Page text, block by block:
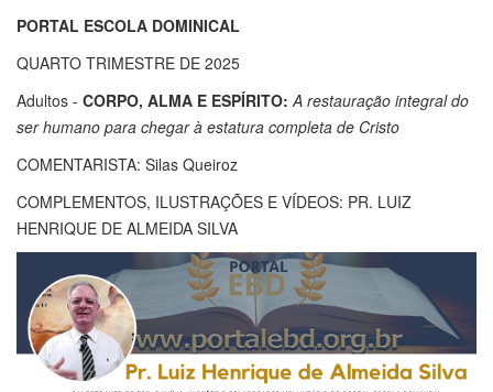
PORTAL ESCOLA DOMINICAL
QUARTO TRIMESTRE DE 2025
Adultos - CORPO, ALMA E ESPÍRITO:A restauração integral do
ser humano para chegar à estatura completa de Cristo
COMENTARISTA: Silas Queiroz
COMPLEMENTOS, ILUSTRAÇÕES E VÍDEOS: PR. LUIZ
HENRIQUE DE ALMEIDA SILVA